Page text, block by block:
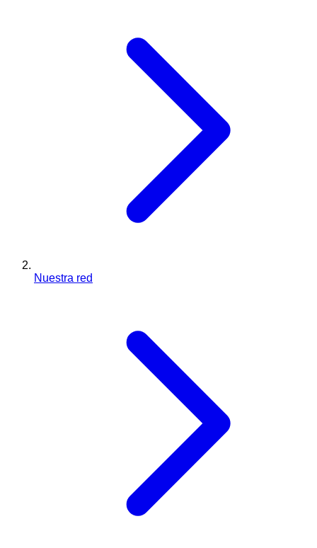
Nuestra red